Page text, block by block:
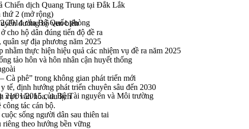
Chiến dịch Quang Trung tại Đắk Lắk
2 (mở rộng)
đường bộ ven biển
cho hộ dân đúng tiến độ đề ra
sự địa phương năm 2025
thực hiện hiệu quả các nhiệm vụ đề ra năm 2025
tảo hôn và hôn nhân cận huyết thống
phê” trong không gian phát triển mới
tế, định hướng phát triển chuyên sâu đến 2030
vực văn hóa, du lịch
tác cán bộ.
sống người dân sau thiên tai
riêng theo hướng bền vững
2014 của Bộ Quốc phòng
01/2015 của Bộ Tài nguyên và Môi trường